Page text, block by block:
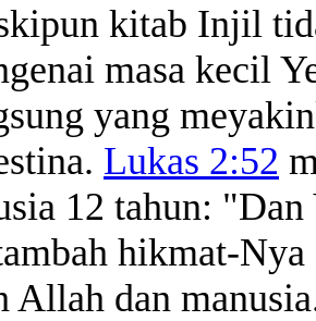
kitab Injil
masa kecil
yang
Lukas 2:52
12 tahun: "Dan
hikmat-
Allah dan